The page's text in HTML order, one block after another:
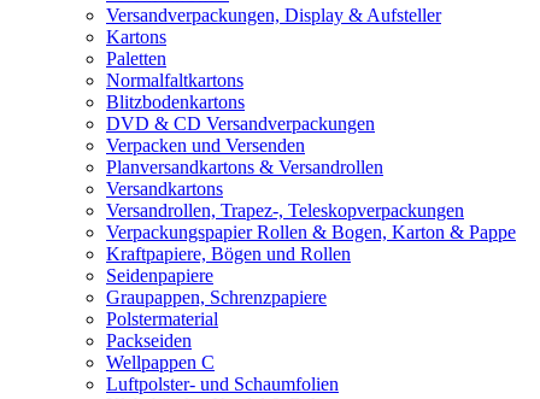
Versandverpackungen, Display & Aufsteller
Kartons
Paletten
Normalfaltkartons
Blitzbodenkartons
DVD & CD Versandverpackungen
Verpacken und Versenden
Planversandkartons & Versandrollen
Versandkartons
Versandrollen, Trapez-, Teleskopverpackungen
Verpackungspapier Rollen & Bogen, Karton & Pappe
Kraftpapiere, Bögen und Rollen
Seidenpapiere
Graupappen, Schrenzpapiere
Polstermaterial
Packseiden
Wellpappen C
Luftpolster- und Schaumfolien